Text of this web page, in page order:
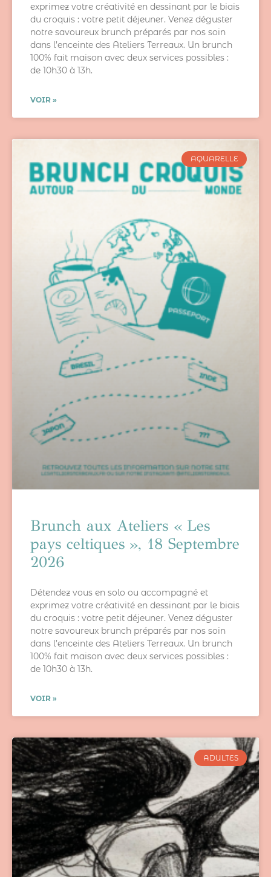
exprimez votre créativité en dessinant par le biais
du croquis : votre petit déjeuner. Venez déguster
notre savoureux brunch préparés par nos soin
dans l’enceinte des Ateliers Terreaux. Un brunch
100% fait maison avec deux services possibles :
de 10h30 à 13h.
VOIR »
AQUARELLE
Brunch aux Ateliers « Les
pays celtiques », 18 Septembre
2026
Détendez vous en solo ou accompagné et
exprimez votre créativité en dessinant par le biais
du croquis : votre petit déjeuner. Venez déguster
notre savoureux brunch préparés par nos soin
dans l’enceinte des Ateliers Terreaux. Un brunch
100% fait maison avec deux services possibles :
de 10h30 à 13h.
VOIR »
ADULTES